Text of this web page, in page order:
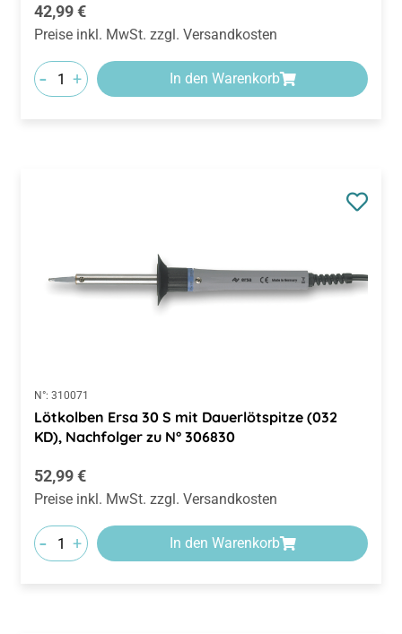
Regulärer Preis:
42,99 €
Preise inkl. MwSt. zzgl. Versandkosten
- + In den Warenkorb
N°: 310071
Lötkolben Ersa 30 S mit Dauerlötspitze (032
KD), Nachfolger zu N° 306830
Regulärer Preis:
52,99 €
Preise inkl. MwSt. zzgl. Versandkosten
- + In den Warenkorb